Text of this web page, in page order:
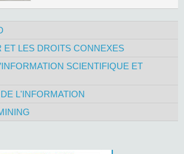
ET LES DROITS CONNEXES
SCIENTIFIQUE ET
L'INFORMATION